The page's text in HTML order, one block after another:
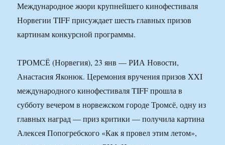
Международное жюри крупнейшего кинофестиваля
Норвегии TIFF присуждает шесть главных призов
картинам конкурсной программы.
ТРОМСЁ (Норвегия), 23 янв — РИА Новости,
Анастасия Яконюк. Церемония вручения призов XXI
международного кинофестиваля TIFF прошла в
субботу вечером в норвежском городе Тромсё, одну из
главных наград — приз критики — получила картина
Алексея Попогребского «Как я провел этим летом»,